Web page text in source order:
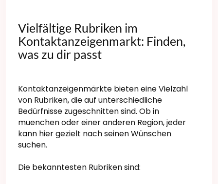
Vielfältige Rubriken im
Kontaktanzeigenmarkt: Finden,
was zu dir passt
Kontaktanzeigenmärkte bieten eine Vielzahl
von Rubriken, die auf unterschiedliche
Bedürfnisse zugeschnitten sind. Ob in
muenchen oder einer anderen Region, jeder
kann hier gezielt nach seinen Wünschen
suchen.
Die bekanntesten Rubriken sind: